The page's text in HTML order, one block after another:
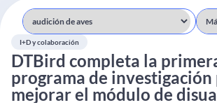
I+D y colaboración
DTBird completa la
programa de investigación
mejorar el módulo de